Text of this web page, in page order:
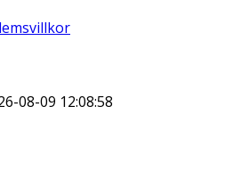
08-09 12:08:58